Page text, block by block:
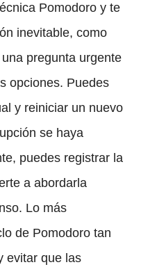
Pomodoro y te
inevitable, como
pregunta urgente
opciones. Puedes
y reiniciar un nuevo
se haya
puedes registrar la
a abordarla
Lo más
de Pomodoro tan
evitar que las